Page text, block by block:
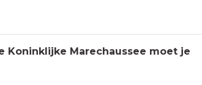
Koninklijke Marechaussee moet je